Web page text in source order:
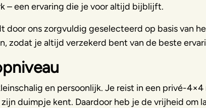
– een ervaring die je voor altijd bijblijft.
door ons zorgvuldig geselecteerd op basis van
zodat je altijd verzekerd bent van de beste
en persoonlijk. Je reist in een privé-
duimpje kent. Daardoor heb je de vrijheid om